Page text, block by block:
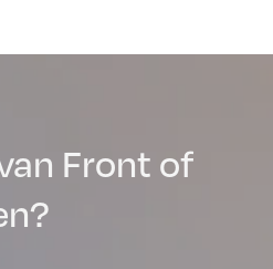
Front of